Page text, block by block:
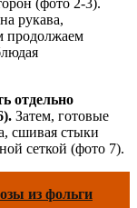
(фото 2-3).
рукава,
продолжаем
отдельно
Затем, готовые
сшивая стыки
сеткой (фото 7).
из фольги